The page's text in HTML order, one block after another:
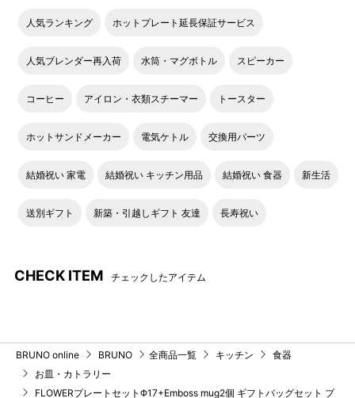
人気ランキング ホットプレート延長保証サービス
人気ブレンダー再入荷 水筒・マグボトル スピーカー
コーヒー アイロン・衣類スチーマー トースター
ホットサンドメーカー 電気ケトル 交換用パーツ
結婚祝い 家電 結婚祝い キッチン用品 結婚祝い 食器 新生活
送別ギフト 新築・引越しギフト 友達 長寿祝い
CHECK ITEM チェックしたアイテム
BRUNO online BRUNO 全商品一覧 キッチン
食器
お皿・カトラリー
FLOWERプレートセットΦ17+Emboss mug2個 ギフトバッグセット プ